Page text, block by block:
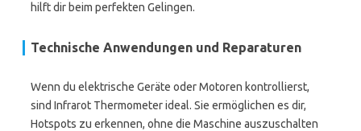
hilft dir beim perfekten Gelingen.
Technische Anwendungen und Reparaturen
Wenn du elektrische Geräte oder Motoren kontrollierst,
sind Infrarot Thermometer ideal. Sie ermöglichen es dir,
Hotspots zu erkennen, ohne die Maschine auszuschalten